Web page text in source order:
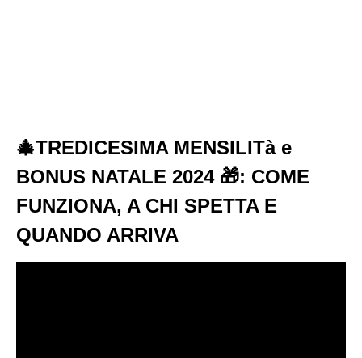
🎄TREDICESIMA MENSILITà e
BONUS NATALE 2024 🎁: COME
FUNZIONA, A CHI SPETTA E
QUANDO ARRIVA